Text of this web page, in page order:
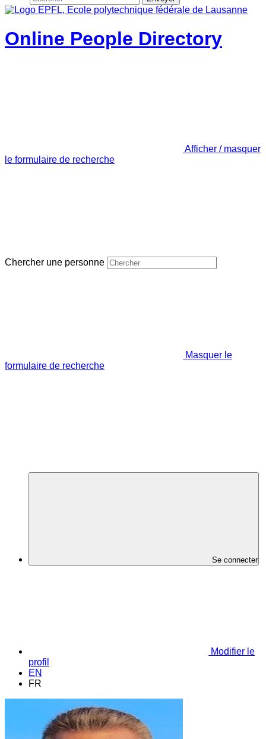
Online People Directory
Afficher / masquer
le formulaire de recherche
Chercher une personne
Masquer le
formulaire de recherche
Se connecter
Modifier le
profil
EN
FR